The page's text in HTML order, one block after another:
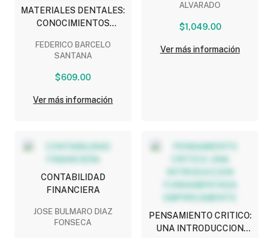
MATERIALES DENTALES:
CONOCIMIENTOS
FEDERICO BARCELO
SANTANA
$609.00
Ver más información
ALVARADO
$1,049.00
Ver más información
CONTABILIDAD
FINANCIERA
JOSE BULMARO DIAZ
FONSECA
PENSAMIENTO CRITICO:
UNA INTRODUCCION